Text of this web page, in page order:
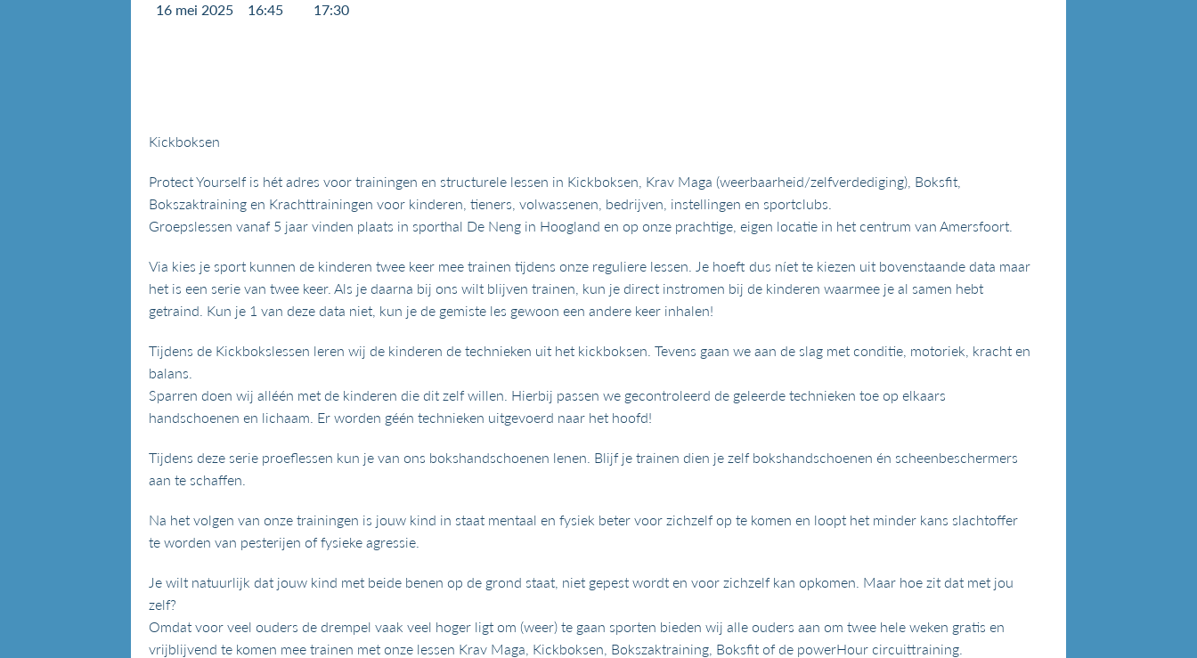
16 mei 2025 16:45 17:30
Kickboksen
Protect Yourself is hét adres voor trainingen en structurele lessen in Kickboksen, Krav Maga (weerbaarheid/zelfverdediging), Boksfit,
Bokszaktraining en Krachttrainingen voor kinderen, tieners, volwassenen, bedrijven, instellingen en sportclubs.
Groepslessen vanaf 5 jaar vinden plaats in sporthal De Neng in Hoogland en op onze prachtige, eigen locatie in het centrum van Amersfoort.
Via kies je sport kunnen de kinderen twee keer mee trainen tijdens onze reguliere lessen. Je hoeft dus níet te kiezen uit bovenstaande data maar
het is een serie van twee keer. Als je daarna bij ons wilt blijven trainen, kun je direct instromen bij de kinderen waarmee je al samen hebt
getraind. Kun je 1 van deze data niet, kun je de gemiste les gewoon een andere keer inhalen!
Tijdens de Kickbokslessen leren wij de kinderen de technieken uit het kickboksen. Tevens gaan we aan de slag met conditie, motoriek, kracht en
balans.
Sparren doen wij alléén met de kinderen die dit zelf willen. Hierbij passen we gecontroleerd de geleerde technieken toe op elkaars
handschoenen en lichaam. Er worden géén technieken uitgevoerd naar het hoofd!
Tijdens deze serie proeflessen kun je van ons bokshandschoenen lenen. Blijf je trainen dien je zelf bokshandschoenen én scheenbeschermers
aan te schaffen.
Na het volgen van onze trainingen is jouw kind in staat mentaal en fysiek beter voor zichzelf op te komen en loopt het minder kans slachtoffer
te worden van pesterijen of fysieke agressie.
Je wilt natuurlijk dat jouw kind met beide benen op de grond staat, niet gepest wordt en voor zichzelf kan opkomen. Maar hoe zit dat met jou
zelf?
Omdat voor veel ouders de drempel vaak veel hoger ligt om (weer) te gaan sporten bieden wij alle ouders aan om twee hele weken gratis en
vrijblijvend te komen mee trainen met onze lessen Krav Maga, Kickboksen, Bokszaktraining, Boksfit of de powerHour circuittraining.